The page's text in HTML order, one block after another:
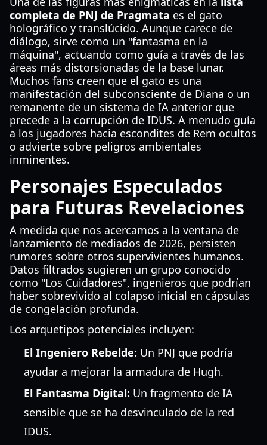
completa de PNJ de Pragmata es el gato
holográfico y translúcido. Aunque carece de
diálogo, sirve como un "fantasma en la
máquina", actuando como guía a través de las
áreas más distorsionadas de la base lunar.
Muchos fans creen que el gato es una
manifestación del subconsciente de Diana o un
remanente de un sistema de IA anterior que
precede a la corrupción de IDUS. A menudo guía
a los jugadores hacia escondites de Rem ocultos
o advierte sobre peligros ambientales
inminentes.
Personajes Especulados
para Futuras Revelaciones
A medida que nos acercamos a la ventana de
lanzamiento de mediados de 2026, persisten
rumores sobre otros supervivientes humanos.
Datos filtrados sugieren un grupo conocido
como "Los Cuidadores", ingenieros que podrían
haber sobrevivido al colapso inicial en cápsulas
de congelación profunda.
Los arquetipos potenciales incluyen:
El Ingeniero Rebelde: Un PNJ que podría
ayudar a mejorar la armadura de Hugh.
El Fantasma Digital: Un fragmento de IA
sensible que se ha desvinculado de la red
IDUS.